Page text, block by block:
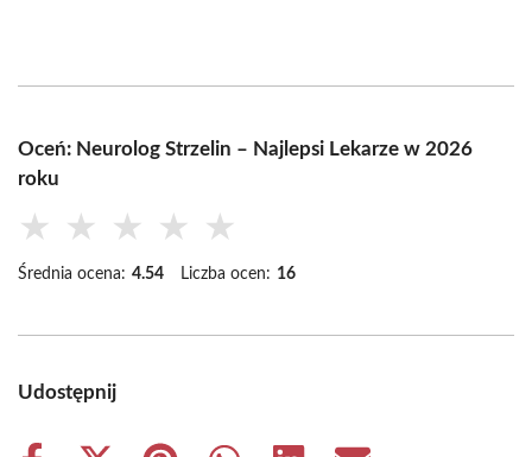
Oceń: Neurolog Strzelin – Najlepsi Lekarze w 2026
roku
★ ★ ★ ★ ★
Średnia ocena: 4.54 Liczba ocen: 16
Udostępnij